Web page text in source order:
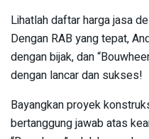
Lihatlah daftar harga jasa
Dengan RAB yang tepat,
dengan bijak, dan
dengan lancar dan sukses!
Bayangkan proyek
bertanggung jawab atas